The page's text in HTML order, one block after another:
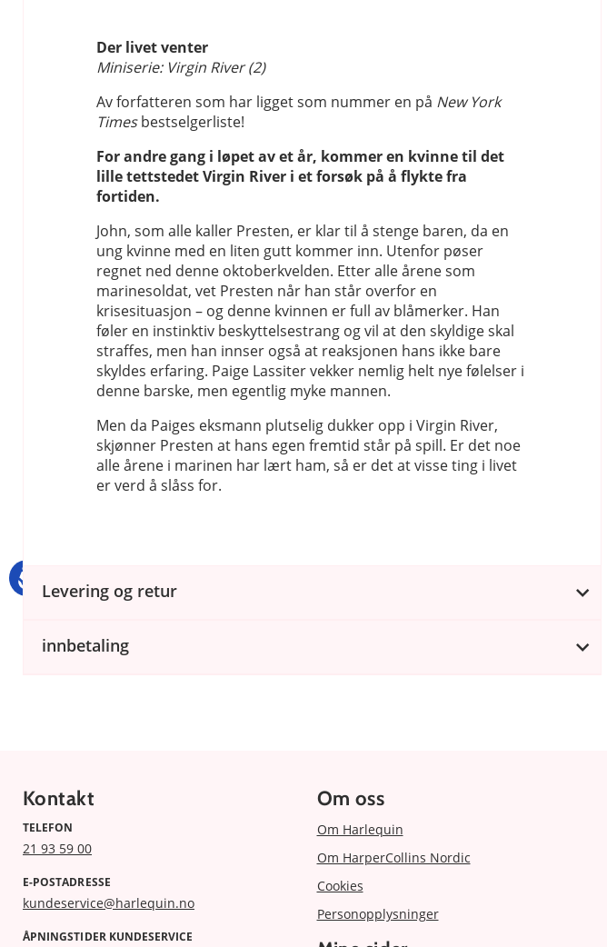
Der livet venter
Miniserie: Virgin River (2)
Av forfatteren som har ligget som nummer en på New York
Timesbestselgerliste!
For andre gang i løpet av et år, kommer en kvinne til det
lille tettstedet Virgin River i et forsøk på å flykte fra
fortiden.
John, som alle kaller Presten, er klar til å stenge baren, da en
ung kvinne med en liten gutt kommer inn. Utenfor pøser
regnet ned denne oktoberkvelden. Etter alle årene som
marinesoldat, vet Presten når han står overfor en
krisesituasjon – og denne kvinnen er full av blåmerker. Han
føler en instinktiv beskyttelsestrang og vil at den skyldige skal
straffes, men han innser også at reaksjonen hans ikke bare
skyldes erfaring. Paige Lassiter vekker nemlig helt nye følelser i
denne barske, men egentlig myke mannen.
Men da Paiges eksmann plutselig dukker opp i Virgin River,
skjønner Presten at hans egen fremtid står på spill. Er det noe
alle årene i marinen har lært ham, så er det at visse ting i livet
er verd å slåss for.
Levering og retur
innbetaling
Kontakt
TELEFON
21 93 59 00
E-POSTADRESSE
kundeservice@harlequin.no
ÅPNINGSTIDER KUNDESERVICE
Om oss
Om Harlequin
Om HarperCollins Nordic
Cookies
Personopplysninger